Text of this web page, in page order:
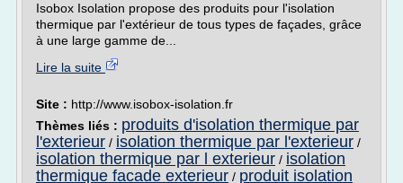
Isobox Isolation propose des produits pour l'isolation
thermique par l'extérieur de tous types de façades, grâce
à une large gamme de...
Lire la suite
Site : http://www.isobox-isolation.fr
Thèmes liés : produits d'isolation thermique par
l'exterieur / isolation thermique par l'exterieur /
isolation thermique par l exterieur / isolation
thermique facade exterieur / produit isolation